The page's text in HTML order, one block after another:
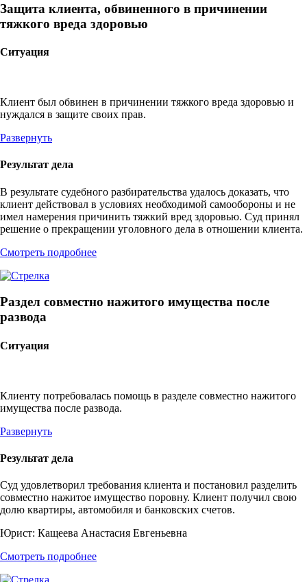
Защита клиента, обвиненного в причинении
тяжкого вреда здоровью
Ситуация
Клиент был обвинен в причинении тяжкого вреда здоровью и
нуждался в защите своих прав.
Развернуть
Результат дела
В результате судебного разбирательства удалось доказать, что
клиент действовал в условиях необходимой самообороны и не
имел намерения причинить тяжкий вред здоровью. Суд принял
решение о прекращении уголовного дела в отношении клиента.
Смотреть подробнее
Раздел совместно нажитого имущества после
развода
Ситуация
Клиенту потребовалась помощь в разделе совместно нажитого
имущества после развода.
Развернуть
Результат дела
Суд удовлетворил требования клиента и постановил разделить
совместно нажитое имущество поровну. Клиент получил свою
долю квартиры, автомобиля и банковских счетов.
Юрист: Кащеева Анастасия Евгеньевна
Смотреть подробнее